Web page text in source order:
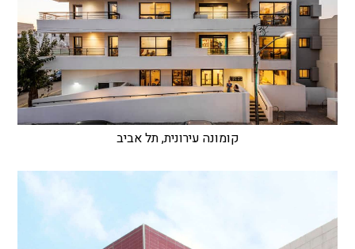
קומונה עירונית, תל אביב